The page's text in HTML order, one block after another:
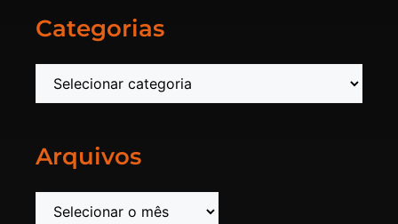
Categorias
Arquivos